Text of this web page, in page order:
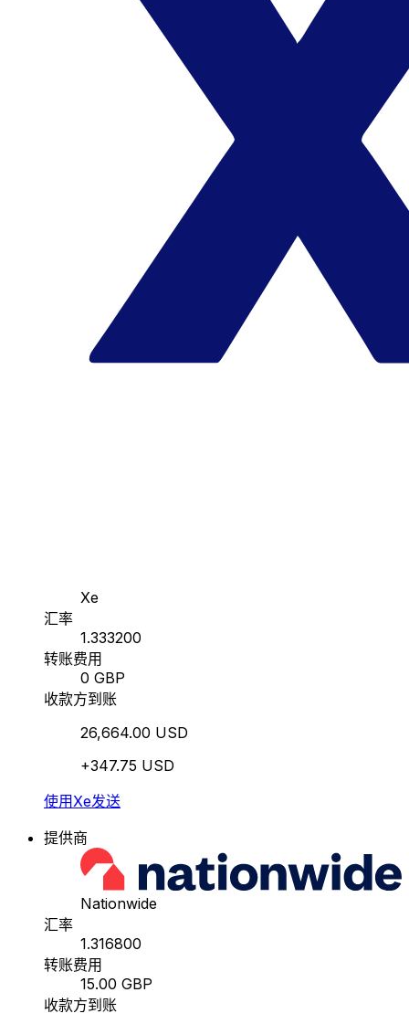
Xe
汇率
1.333200
转账费用
0 GBP
收款方到账
26,664.00 USD
+347.75 USD
使用Xe发送
提供商
Nationwide
汇率
1.316800
转账费用
15.00 GBP
收款方到账